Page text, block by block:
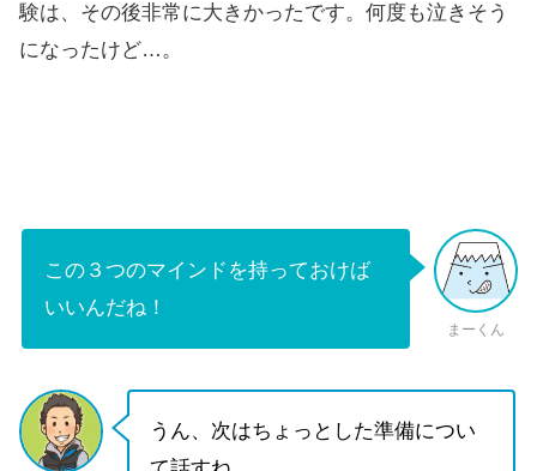
験は、その後非常に大きかったです。何度も泣きそう
になったけど…。
この３つのマインドを持っておけば
いいんだね！
まーくん
うん、次はちょっとした準備につい